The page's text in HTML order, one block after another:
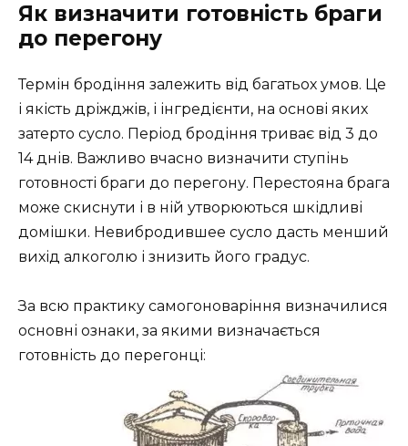
Як визначити готовність браги
до перегону
Термін бродіння залежить від багатьох умов. Це
і якість дріжджів, і інгредієнти, на основі яких
затерто сусло. Період бродіння триває від 3 до
14 днів. Важливо вчасно визначити ступінь
готовності браги до перегону. Перестояна брага
може скиснути і в ній утворюються шкідливі
домішки. Невибродившее сусло дасть менший
вихід алкоголю і знизить його градус.
За всю практику самогоноваріння визначилися
основні ознаки, за якими визначається
готовність до перегонці: